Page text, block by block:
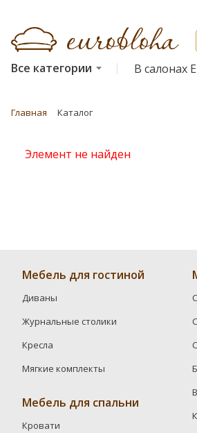
Все категории В салонах
Главная Каталог
Элемент не найден
Мебель для гостиной
Диваны
Журнальные столики
Кресла
Мягкие комплекты
Мебель для спальни
Кровати